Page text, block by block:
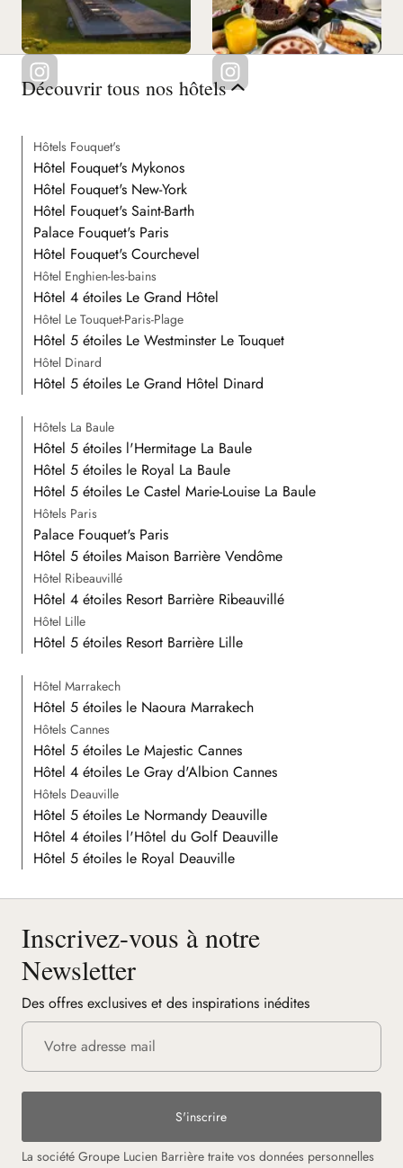
Découvrir tous nos hôtels
Hôtels Fouquet's
Hôtel Fouquet's Mykonos
Hôtel Fouquet's New-York
Hôtel Fouquet's Saint-Barth
Palace Fouquet's Paris
Hôtel Fouquet's Courchevel
Hôtel Enghien-les-bains
Hôtel 4 étoiles Le Grand Hôtel
Hôtel Le Touquet-Paris-Plage
Hôtel 5 étoiles Le Westminster Le Touquet
Hôtel Dinard
Hôtel 5 étoiles Le Grand Hôtel Dinard
Hôtels La Baule
Hôtel 5 étoiles l'Hermitage La Baule
Hôtel 5 étoiles le Royal La Baule
Hôtel 5 étoiles Le Castel Marie-Louise La Baule
Hôtels Paris
Palace Fouquet's Paris
Hôtel 5 étoiles Maison Barrière Vendôme
Hôtel Ribeauvillé
Hôtel 4 étoiles Resort Barrière Ribeauvillé
Hôtel Lille
Hôtel 5 étoiles Resort Barrière Lille
Hôtel Marrakech
Hôtel 5 étoiles le Naoura Marrakech
Hôtels Cannes
Hôtel 5 étoiles Le Majestic Cannes
Hôtel 4 étoiles Le Gray d'Albion Cannes
Hôtels Deauville
Hôtel 5 étoiles Le Normandy Deauville
Hôtel 4 étoiles l'Hôtel du Golf Deauville
Hôtel 5 étoiles le Royal Deauville
Inscrivez-vous à notre
Newsletter
Des offres exclusives et des inspirations inédites
S'inscrire
La société Groupe Lucien Barrière traite vos données personnelles